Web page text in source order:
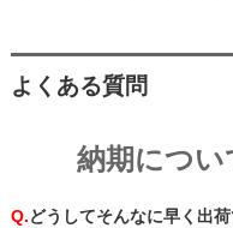
よくある質問
納期につい
Q. どうしてそんなに早く出